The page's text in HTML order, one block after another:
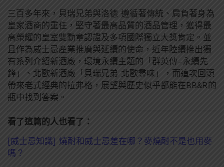
三百多年來，貝瑞兄弟與洛德 遵循著傳統、肩負著身為
皇家酒商的重任，堅守著最高品質的酒品管理，獲得最
高榮耀的皇室雙勳章認證及多項國際獨立大獎肯定。並
且作為威士忌產業推廣與延續的使命，近年陸續推出獨
有系列介紹新酒廠，環境永續主題的「群英傳-永續先
鋒」、北歐新酒廠「貝瑞兄弟 北歐尋味」，而這次回頭
帶來老式經典的拉弗格，展望與歷史似乎都能在BB&R的
瓶中找到答案。
看了這篇的人也看了：
[威士忌知識] 燒酎和威士忌差在哪？麥燒酎不是也用麥
嗎？